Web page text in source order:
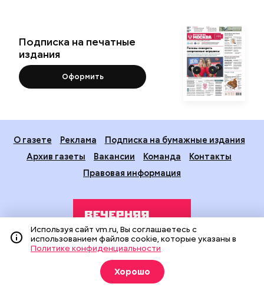
Подписка на печатные
издания
Оформить
О газете Реклама
Подписка на бумажные издания
Архив газеты
Вакансии Команда
Контакты
Правовая информация
Издание создано при финансовой поддержке Департамента
средств массовой информации и рекламы города Москвы.
На сайте применяются рекомендательные технологии
Используя сайт vm.ru, Вы соглашаетесь с
использованием файлов cookie, которые указаны в
Политике конфиденциальности
Хорошо